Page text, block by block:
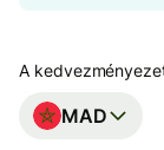
A
MAD